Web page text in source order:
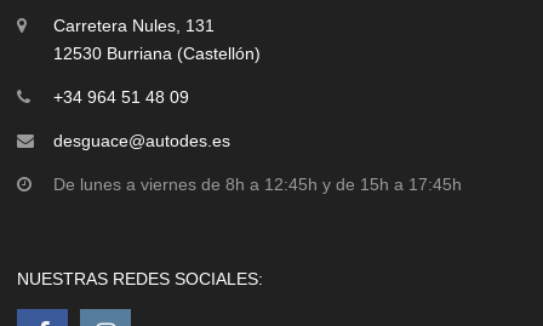
Carretera Nules, 131
12530 Burriana (Castellón)
+34 964 51 48 09
desguace@autodes.es
De lunes a viernes de 8h a 12:45h y de 15h a 17:45h
NUESTRAS REDES SOCIALES: